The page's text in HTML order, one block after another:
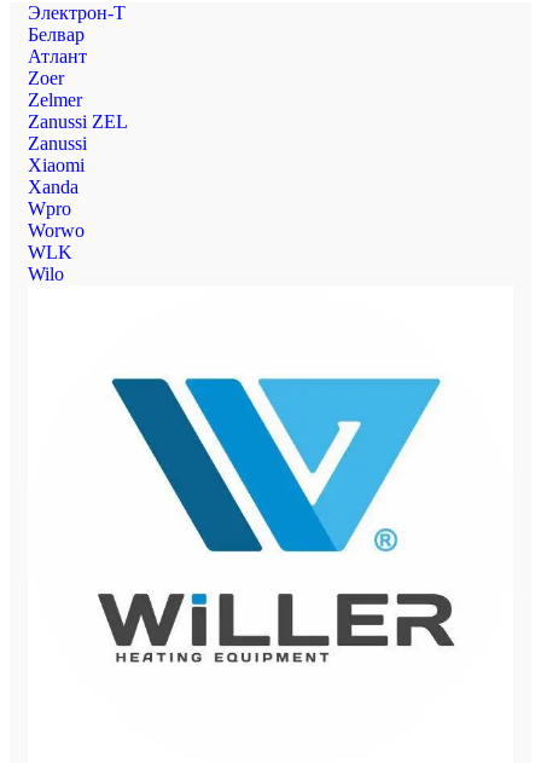
Электрон-Т
Белвар
Атлант
Zoer
Zelmer
Zanussi ZEL
Zanussi
Xiaomi
Xanda
Wpro
Worwo
WLK
Wilo